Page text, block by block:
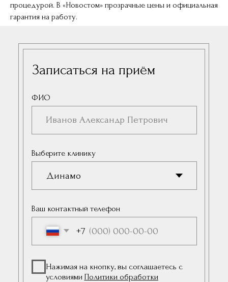
процедурой. В «Новостом» прозрачные цены и официальная
гарантия на работу.